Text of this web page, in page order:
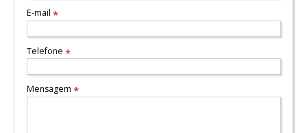
E-mail *
Telefone *
Mensagem *